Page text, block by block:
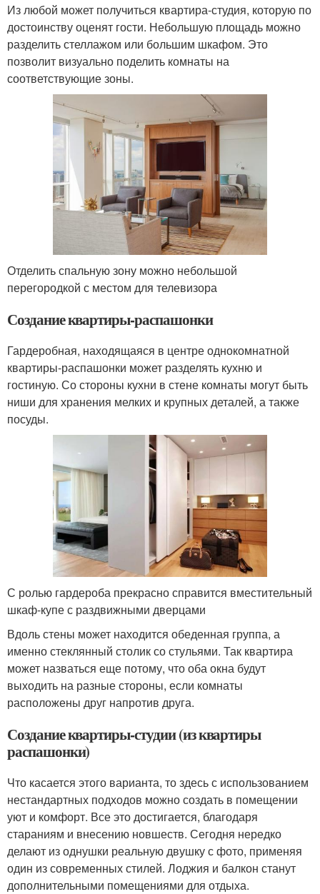
Из любой может получиться квартира-студия, которую по
достоинству оценят гости. Небольшую площадь можно
разделить стеллажом или большим шкафом. Это
позволит визуально поделить комнаты на
соответствующие зоны.
Отделить спальную зону можно небольшой
перегородкой с местом для телевизора
Создание квартиры-распашонки
Гардеробная, находящаяся в центре однокомнатной
квартиры-распашонки может разделять кухню и
гостиную. Со стороны кухни в стене комнаты могут быть
ниши для хранения мелких и крупных деталей, а также
посуды.
С ролью гардероба прекрасно справится вместительный
шкаф-купе с раздвижными дверцами
Вдоль стены может находится обеденная группа, а
именно стеклянный столик со стульями. Так квартира
может назваться еще потому, что оба окна будут
выходить на разные стороны, если комнаты
расположены друг напротив друга.
Создание квартиры-студии (из квартиры
распашонки)
Что касается этого варианта, то здесь с использованием
нестандартных подходов можно создать в помещении
уют и комфорт. Все это достигается, благодаря
стараниям и внесению новшеств. Сегодня нередко
делают из однушки реальную двушку с фото, применяя
один из современных стилей. Лоджия и балкон станут
дополнительными помещениями для отдыха.